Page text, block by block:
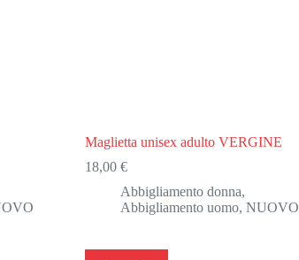
Maglietta unisex adulto VERGINE
18,00 €
Abbigliamento donna,
Abbigliamento uomo, NUOVO